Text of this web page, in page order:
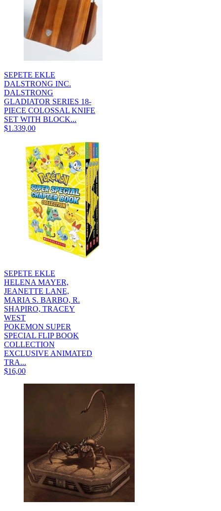
SEPETE EKLE
DALSTRONG INC.
DALSTRONG
GLADIATOR SERIES 18-
PIECE COLOSSAL KNIFE
SET WITH BLOCK...
$1.339,00
SEPETE EKLE
HELENA MAYER,
JEANETTE LANE,
MARIA S. BARBO, R.
SHAPIRO, TRACEY
WEST
POKEMON SUPER
SPECIAL FLIP BOOK
COLLECTION
EXCLUSIVE ANIMATED
TRA...
$16,00